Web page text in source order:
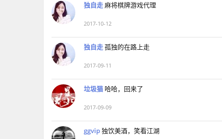
独自走麻将棋牌游戏代理
2017-10-12
独自走孤独的在路上走
2017-09-11
垃圾猫 哈哈，回来了
2017-09-09
ggvip独饮美酒，笑看江湖